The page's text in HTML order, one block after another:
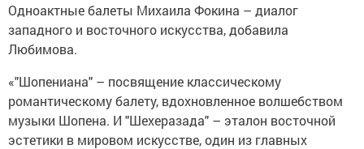
Одноактные балеты Михаила Фокина – диалог
западного и восточного искусства, добавила
Любимова.
«"Шопениана" – посвящение классическому
романтическому балету, вдохновленное волшебством
музыки Шопена. И "Шехеразада" – эталон восточной
эстетики в мировом искусстве, один из главных